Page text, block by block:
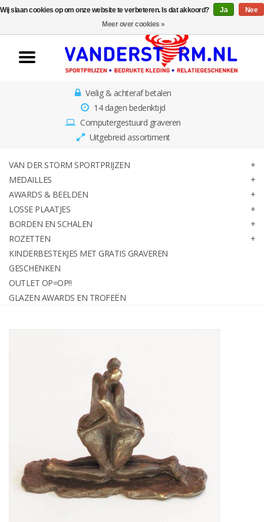
Home
Van der Storm
Sportprijzen
Awards & Beelden
Losse Plaatjes
Borden en schalen
Rozetten
Kinderbestekjes met gratis
Glazen awards en trofeën
Veilig & achteraf betalen
14 dagen bedenktijd
Computergestuurd graveren
Uitgebreid assortiment
VAN DER STORM SPORTPRIJZEN
MEDAILLES
AWARDS & BEELDEN
LOSSE PLAATJES
BORDEN EN SCHALEN
ROZETTEN
KINDERBESTEKJES MET GRATIS GRAVEREN
GESCHENKEN
OUTLET OP=OP!!
GLAZEN AWARDS EN TROFEËN
Wij slaan cookies op om onze website te verbeteren. Is dat akkoord? Ja
Nee
Meer over cookies »